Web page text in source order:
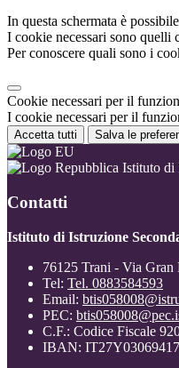
In questa schermata è
I cookie necessari sono quelli
Per conoscere quali sono i
Cookie necessari per il
I cookie necessari per il
Accetta tutti Salva le
Istituto di
Contatti
Istituto di Istruzione
76125 Trani - Via Gran
Tel: Tel. 0883584593
Email:
PEC:
C.F.: Codice Fiscale
IBAN: